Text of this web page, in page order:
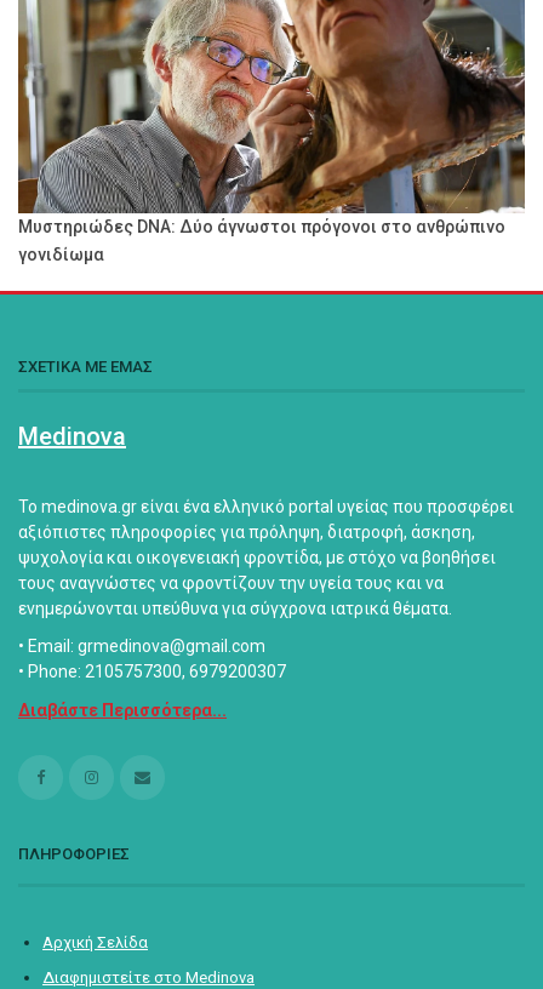
Μυστηριώδες DNA: Δύο άγνωστοι πρόγονοι στο ανθρώπινο
γονιδίωμα
ΣΧΕΤΙΚΑ ΜΕ ΕΜΑΣ
Medinova
Το medinova.gr είναι ένα ελληνικό portal υγείας που προσφέρει
αξιόπιστες πληροφορίες για πρόληψη, διατροφή, άσκηση,
ψυχολογία και οικογενειακή φροντίδα, με στόχο να βοηθήσει
τους αναγνώστες να φροντίζουν την υγεία τους και να
ενημερώνονται υπεύθυνα για σύγχρονα ιατρικά θέματα.
• Email: grmedinova@gmail.com
• Phone: 2105757300, 6979200307
Διαβάστε Περισσότερα...
ΠΛΗΡΟΦΟΡΙΕΣ
Αρχική Σελίδα
Διαφημιστείτε στο Medinova